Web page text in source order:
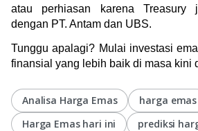
atau perhiasan karena Treasury
dengan PT. Antam dan UBS.
Tunggu apalagi? Mulai investasi
finansial yang lebih baik di masa kini
Analisa Harga Emas
harga emas
Harga Emas hari ini
prediksi